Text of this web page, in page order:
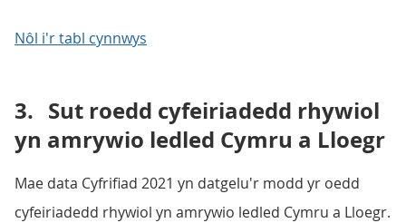
Nôl i'r tabl cynnwys
3. Sut roedd cyfeiriadedd rhywiol
yn amrywio ledled Cymru a Lloegr
Mae data Cyfrifiad 2021 yn datgelu'r modd yr oedd
cyfeiriadedd rhywiol yn amrywio ledled Cymru a Lloegr.